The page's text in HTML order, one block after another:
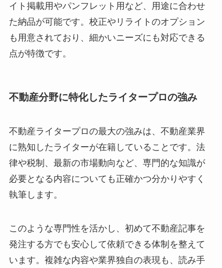
イト掲載用やパンフレット用など、用途に合わせ
た納品が可能です。校正やリライトのオプション
も用意されており、細かいニーズにも対応できる
点が特徴です。
不動産分野に特化したライタープロの強み
不動産ライタープロの最大の強みは、不動産業界
に熟知したライターが在籍していることです。法
律や税制、最新の市場動向など、専門的な知識が
必要となる内容についても正確かつ分かりやすく
執筆します。
このような専門性を活かし、初めて不動産記事を
発注する方でも安心して依頼できる体制を整えて
います。複雑な内容や業界独自の表現も、読み手